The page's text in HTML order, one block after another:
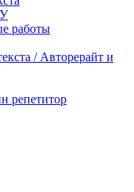
работы
/ Авторерайт и
репетитор